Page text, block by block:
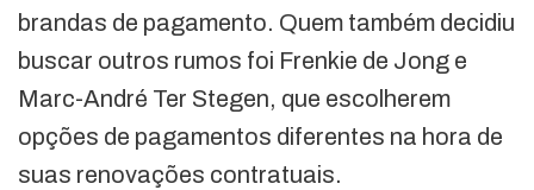
brandas de pagamento. Quem também decidiu
buscar outros rumos foi Frenkie de Jong e
Marc-André Ter Stegen, que escolherem
opções de pagamentos diferentes na hora de
suas renovações contratuais.